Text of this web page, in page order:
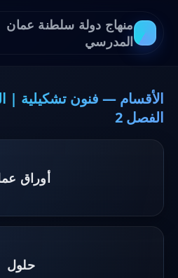
منهاج دولة سلطنة عمان
المدرسي
الأقسام — فنون تشكيلية |
الفصل 2
أوراق
حلول